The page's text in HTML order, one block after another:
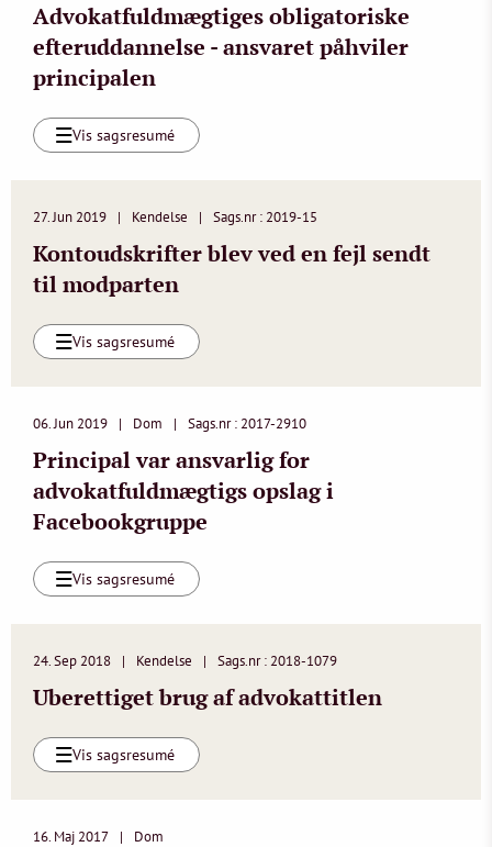
Advokatfuldmægtiges obligatoriske
efteruddannelse - ansvaret påhviler
principalen
Vis sagsresumé
27. Jun 2019 Kendelse Sags.nr : 2019-15
Kontoudskrifter blev ved en fejl sendt
til modparten
Vis sagsresumé
06. Jun 2019 Dom Sags.nr : 2017-2910
Principal var ansvarlig for
advokatfuldmægtigs opslag i
Facebookgruppe
Vis sagsresumé
24. Sep 2018 Kendelse Sags.nr : 2018-1079
Uberettiget brug af advokattitlen
Vis sagsresumé
16. Maj 2017 Dom